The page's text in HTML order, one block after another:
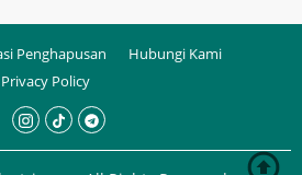
Penghapusan
Hubungi Kami
Privacy Policy